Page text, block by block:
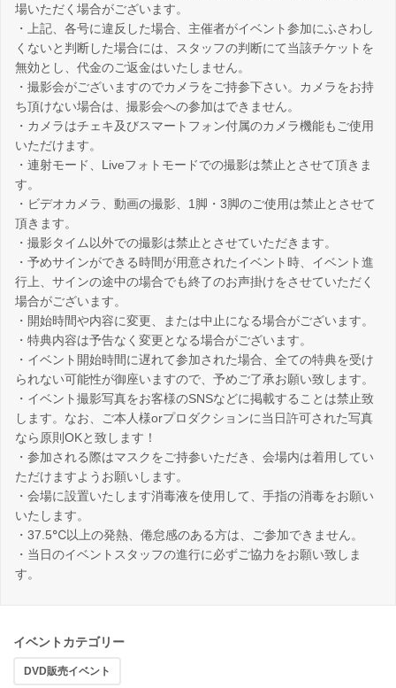
場いただく場合がございます。
・上記、各号に違反した場合、主催者がイベント参加にふさわし
くないと判断した場合には、スタッフの判断にて当該チケットを
無効とし、代金のご返金はいたしません。
・撮影会がございますのでカメラをご持参下さい。カメラをお持
ち頂けない場合は、撮影会への参加はできません。
・カメラはチェキ及びスマートフォン付属のカメラ機能もご使用
いただけます。
・連射モード、Liveフォトモードでの撮影は禁止とさせて頂きま
す。
・ビデオカメラ、動画の撮影、1脚・3脚のご使用は禁止とさせて
頂きます。
・撮影タイム以外での撮影は禁止とさせていただきます。
・予めサインができる時間が用意されたイベント時、イベント進
行上、サインの途中の場合でも終了のお声掛けをさせていただく
場合がございます。
・開始時間や内容に変更、または中止になる場合がございます。
・特典内容は予告なく変更となる場合がございます。
・イベント開始時間に遅れて参加された場合、全ての特典を受け
られない可能性が御座いますので、予めご了承お願い致します。
・イベント撮影写真をお客様のSNSなどに掲載することは禁止致
します。なお、ご本人様orプロダクションに当日許可された写真
なら原則OKと致します！
・参加される際はマスクをご持参いただき、会場内は着用してい
ただけますようお願いします。
・会場に設置いたします消毒液を使用して、手指の消毒をお願い
いたします。
・37.5℃以上の発熱、倦怠感のある方は、ご参加できません。
・当日のイベントスタッフの進行に必ずご協力をお願い致しま
す。
イベントカテゴリー
DVD販売イベント